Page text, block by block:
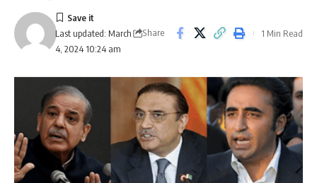
Last updated: March
4, 2024 10:24 am
Share 1 Min Read